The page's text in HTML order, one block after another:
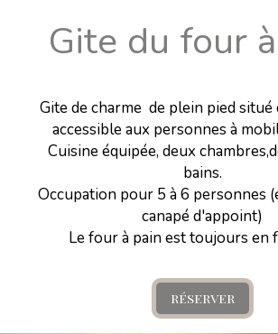
Gite du four
Gite de charme de plein pied situé
accessible aux personnes à
Cuisine équipée, deux
bains.
Occupation pour 5 à 6 personnes
canapé d'appoint)
Le four à pain est toujours en
réserver